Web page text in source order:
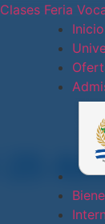
Feria
Inicio